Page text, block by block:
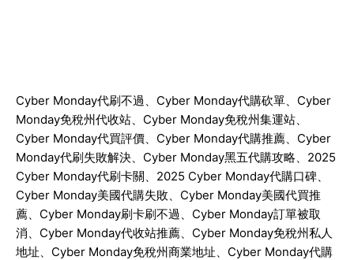
Cyber Monday代刷不過、 Cyber Monday代購砍單、 Cyber
Monday免稅州代收站、 Cyber Monday免稅州集運站、
Cyber Monday代買評價、 Cyber Monday代購推薦、 Cyber
Monday代刷失敗解決、 Cyber Monday黑五代購攻略、 2025
Cyber Monday代刷卡關、 2025 Cyber Monday代購口碑、
Cyber Monday美國代購失敗、 Cyber Monday美國代買推
薦、 Cyber Monday刷卡刷不過、 Cyber Monday訂單被取
消、 Cyber Monday代收站推薦、 Cyber Monday免稅州私人
地址、 Cyber Monday免稅州商業地址、 Cyber Monday代購